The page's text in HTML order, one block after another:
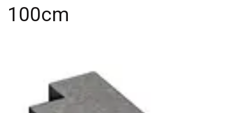
100cm